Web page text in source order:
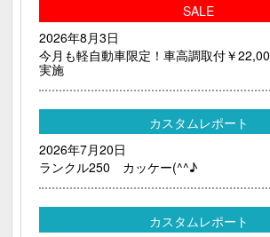
SALE
2026年8月3日
今月も軽自動車限定！車高調取付￥
実施
カスタムレポート
2026年7月20日
ランクル250 カッケー(^^♪
カスタムレポート